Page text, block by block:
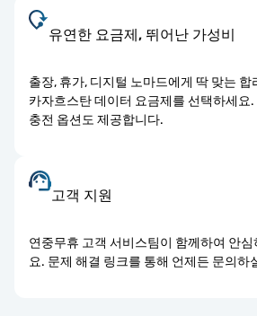
유연한 요금제, 뛰어난 가성비
출장, 휴가, 디지털 노마드에게 딱 맞는 합
카자흐스탄 데이터 요금제를 선택하세요
충전 옵션도 제공합니다.
고객 지원
연중무휴 고객 서비스팀이 함께하여 안
요. 문제 해결 링크를 통해 언제든 문의하